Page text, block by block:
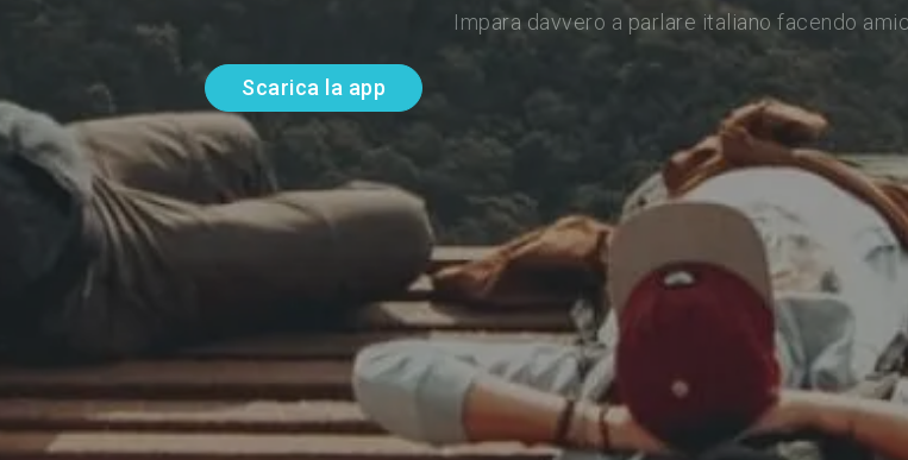
Impara davvero a parlare italiano facendo
Scarica la app